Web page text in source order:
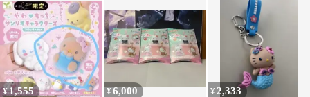
ティ
キティさん ぬいぐるみ
¥1,555 ¥6,000 ¥ 2,333